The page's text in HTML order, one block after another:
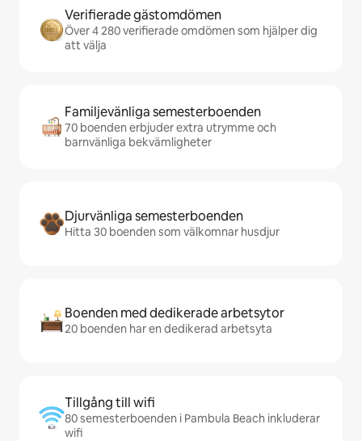
Verifierade gästomdömen
Över 4 280 verifierade omdömen som hjälper dig
att välja
Familjevänliga semesterboenden
70 boenden erbjuder extra utrymme och
barnvänliga bekvämligheter
Djurvänliga semesterboenden
Hitta 30 boenden som välkomnar husdjur
Boenden med dedikerade arbetsytor
20 boenden har en dedikerad arbetsyta
Tillgång till wifi
80 semesterboenden i Pambula Beach inkluderar
wifi